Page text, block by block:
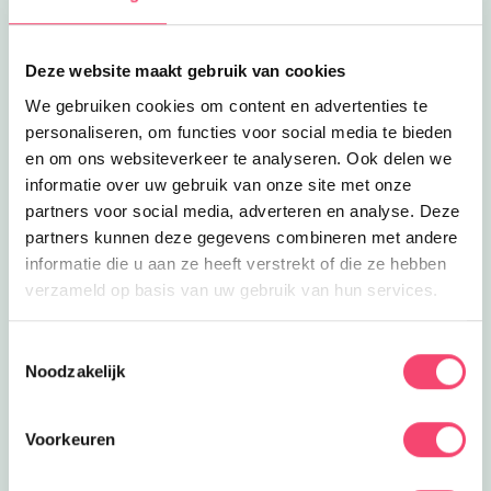
Deze website maakt gebruik van cookies
We gebruiken cookies om content en advertenties te
personaliseren, om functies voor social media te bieden
en om ons websiteverkeer te analyseren. Ook delen we
informatie over uw gebruik van onze site met onze
partners voor social media, adverteren en analyse. Deze
partners kunnen deze gegevens combineren met andere
informatie die u aan ze heeft verstrekt of die ze hebben
verzameld op basis van uw gebruik van hun services.
Noodzakelijk
Voorkeuren
Vogel, heerlijk om te ontspannen en
voor de kids om te spelen.
De Vreemde Vogel
4.8
Ski- en snowboardles
Holland Indoor Sport in Spijkenisse
bereid je voor op de
wintersportvakantie.
Lees meer Ski- en snowboardles
Eropuit
Monkey Town Spijkenisse
Een indoor speelparadijs van 2500 m2!
Lees meer Monkey Town Spijkenisse
Kom met je vriendjes en vriendinnetjes
Sluiten